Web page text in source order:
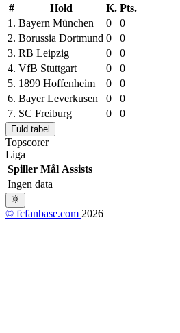
#
Hold K. Pts.
1. Bayern München 0
0
2. Borussia Dortmund 0
0
3. RB Leipzig 0
0
4. VfB Stuttgart 0
0
5. 1899 Hoffenheim 0
0
6. Bayer Leverkusen 0
0
7. SC Freiburg 0 0
Fuld tabel
Topscorer
Liga
Spiller Mål Assists
Ingen data
© fcfanbase.com 2026